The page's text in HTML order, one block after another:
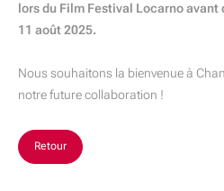
lors du Film Festival Locarno
11 août 2025.
Nous souhaitons la bienvenue à
notre future collaboration !
Retour